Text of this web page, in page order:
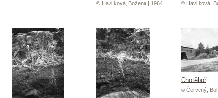
© Havlíková, Božena | 1964 © Havlíková,
Chotěboř
© Červený,